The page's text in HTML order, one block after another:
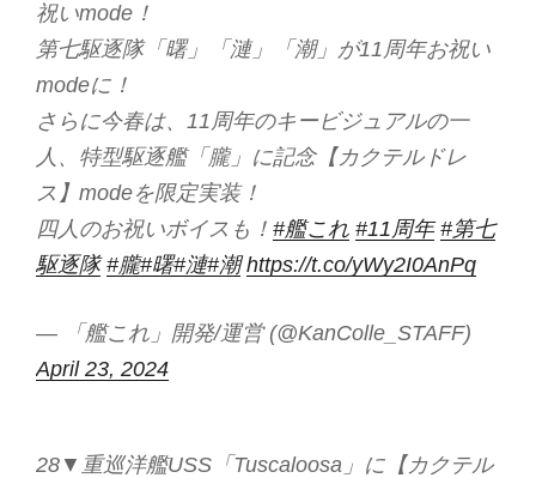
祝いmode！
第七駆逐隊「曙」「漣」「潮」が11周年お祝い
modeに！
さらに今春は、11周年のキービジュアルの一
人、特型駆逐艦「朧」に記念【カクテルドレ
ス】modeを限定実装！
四人のお祝いボイスも！ #艦これ #11周年 #第七
駆逐隊 #朧#曙#漣#潮 https://t.co/yWy2I0AnPq
— 「艦これ」開発/運営 (@KanColle_STAFF)
April 23, 2024
28▼重巡洋艦USS「Tuscaloosa」に【カクテル